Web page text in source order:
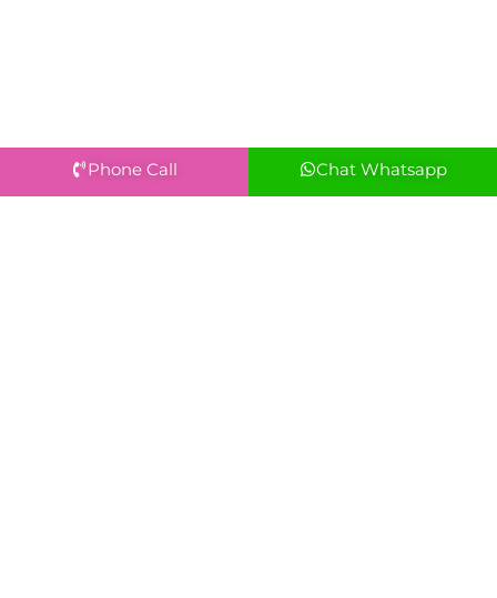
Phone Call Chat Whatsapp